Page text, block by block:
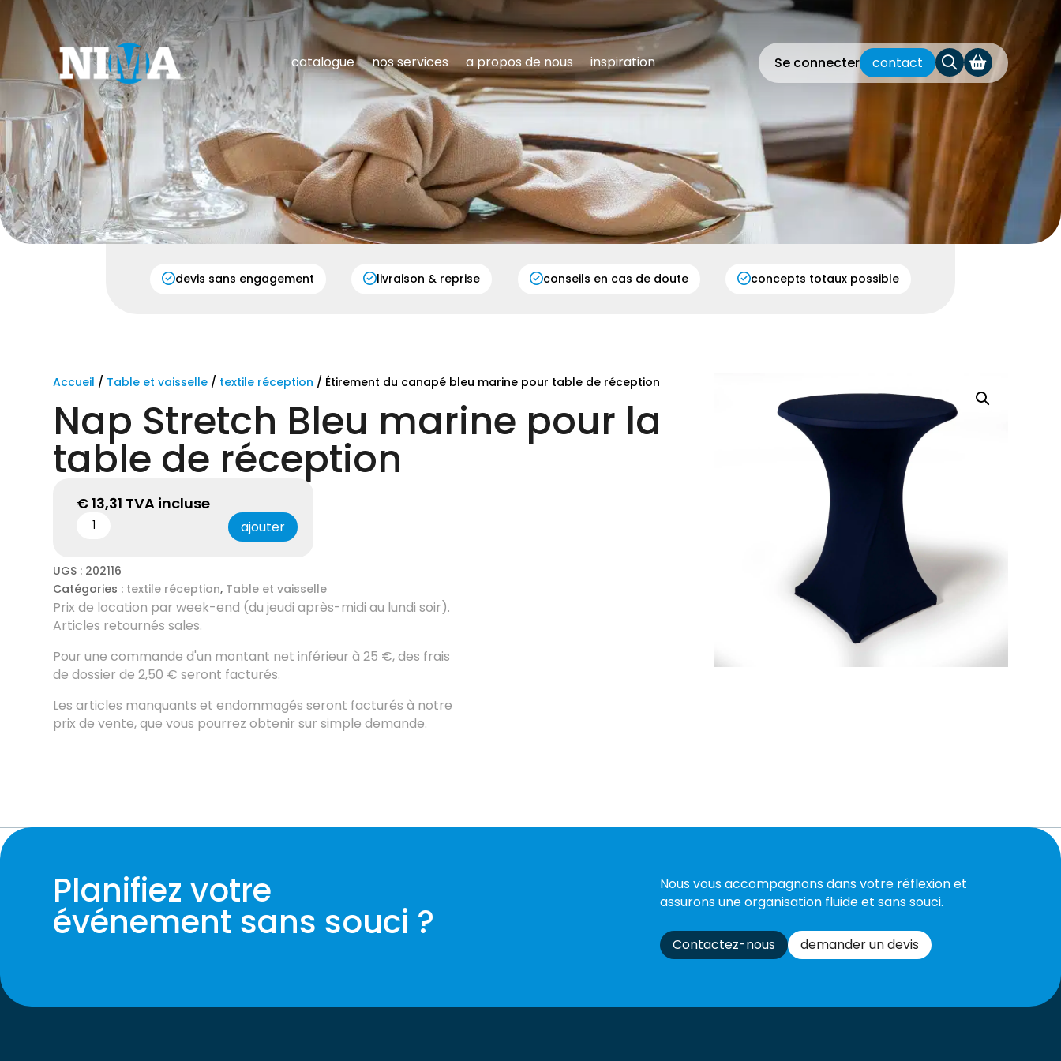
catalogue nos services a propos de nous inspiration Se connecter contact
devis sans engagement livraison & reprise conseils en cas de doute concepts totaux possible
Accueil / Table et vaisselle / textile réception / Étirement du canapé bleu marine pour table de réception
Nap Stretch Bleu marine pour la
table de réception
€13,31 TVA incluse
ajouter
UGS : 202116
Catégories : textile réception, Table et vaisselle
Prix ​​de location par week-end (du jeudi après-midi au lundi soir).
Articles retournés sales.
Pour une commande d'un montant net inférieur à 25 €, des frais
de dossier de 2,50 € seront facturés.
Les articles manquants et endommagés seront facturés à notre
prix de vente, que vous pourrez obtenir sur simple demande.
Planifiez votre
événement sans souci ?
Nous vous accompagnons dans votre réflexion et
assurons une organisation fluide et sans souci.
Contactez-nous demander un devis